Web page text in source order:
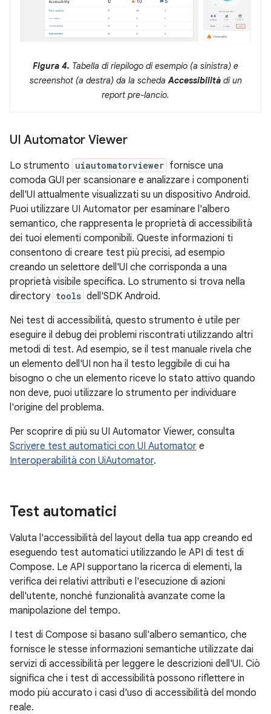
Figura 4. Tabella di riepilogo di esempio (a sinistra) e
screenshot (a destra) da la schedaAccessibilitàdi un
report pre-lancio.
UI Automator Viewer
Lo strumento uiautomatorviewer fornisce una
comoda GUI per scansionare e analizzare i componenti
dell'UI attualmente visualizzati su un dispositivo Android.
Puoi utilizzare UI Automator per esaminare l'albero
semantico, che rappresenta le proprietà di accessibilità
dei tuoi elementi componibili. Queste informazioni ti
consentono di creare test più precisi, ad esempio
creando un selettore dell'UI che corrisponda a una
proprietà visibile specifica. Lo strumento si trova nella
directory tools dell'SDK Android.
Nei test di accessibilità, questo strumento è utile per
eseguire il debug dei problemi riscontrati utilizzando altri
metodi di test. Ad esempio, se il test manuale rivela che
un elemento dell'UI non ha il testo leggibile di cui ha
bisogno o che un elemento riceve lo stato attivo quando
non deve, puoi utilizzare lo strumento per individuare
l'origine del problema.
Per scoprire di più su UI Automator Viewer, consulta
Scrivere test automatici con UI Automator e
Interoperabilità con UiAutomator.
Test automatici
Valuta l'accessibilità del layout della tua app creando ed
eseguendo test automatici utilizzando le API di test di
Compose. Le API supportano la ricerca di elementi, la
verifica dei relativi attributi e l'esecuzione di azioni
dell'utente, nonché funzionalità avanzate come la
manipolazione del tempo.
I test di Compose si basano sull'albero semantico, che
fornisce le stesse informazioni semantiche utilizzate dai
servizi di accessibilità per leggere le descrizioni dell'UI. Ciò
significa che i test di accessibilità possono riflettere in
modo più accurato i casi d'uso di accessibilità del mondo
reale.